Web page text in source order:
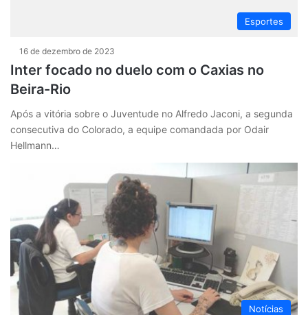
Esportes
16 de dezembro de 2023
Inter focado no duelo com o Caxias no
Beira-Rio
Após a vitória sobre o Juventude no Alfredo Jaconi, a segunda
consecutiva do Colorado, a equipe comandada por Odair
Hellmann…
Notícias